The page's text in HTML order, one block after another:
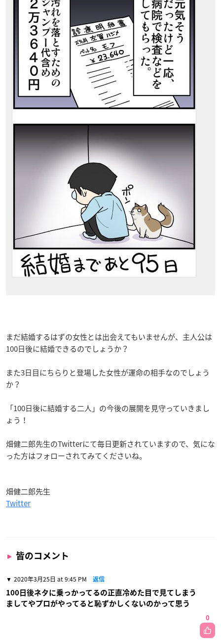
まだ結婚するはずの女性とは出会えてもいませんが、主人公は
100日後に結婚できるのでしょうか？
また3日目にちらりと登場した女性が運命の相手なのでしょう
か？
「100日後に結婚する二人」の今後の展開を見守っていきまし
ょう！
畑健二郎先生のTwitterにて毎日更新されていますので、気にな
った方はフォローされてみてくださいね。
畑健二郎先生
Twitter
皆のコメント
2020年3月25日 at 9:45 PM 返信
100日後ネタに乗っかってるの正直冷めた目で見てしまう
ましてやプロがやってると恥ずかしくないのかって思う
0